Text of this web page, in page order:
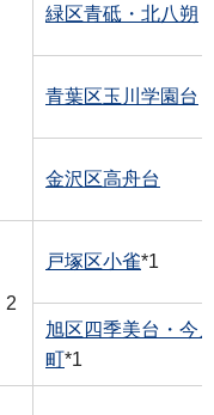
緑区青砥・北八朔
青葉区玉川学園台
金沢区高舟台
2
戸塚区小雀*1
旭区四季美台・今
町*1